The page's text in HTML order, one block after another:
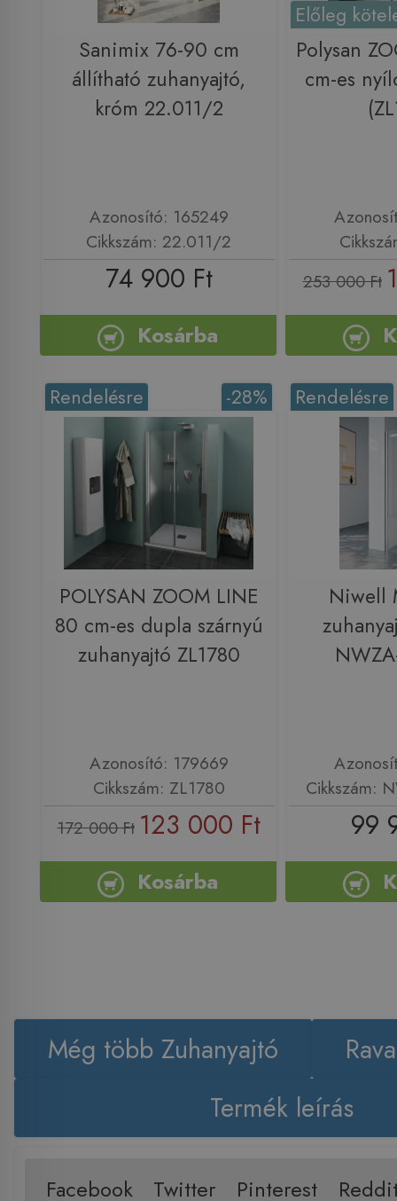
Sanimix 76-90 cm
állítható zuhanyajtó,
króm 22.011/2
Azonosító: 165249
Cikkszám: 22.011/2
74 900 Ft
Kosárba
Előleg
Polysan
cm-es
253 000 Ft
-28%
Rendelésre
POLYSAN ZOOM LINE
80 cm-es dupla szárnyú
zuhanyajtó ZL1780
Azonosító: 179669
Cikkszám: ZL1780
172 000 Ft 123 000 Ft
Kosárba
Rendelésre
Niwell
Cikkszám:
99
Még több Zuhanyajtó
Termék leírás
Facebook Twitter Pinterest